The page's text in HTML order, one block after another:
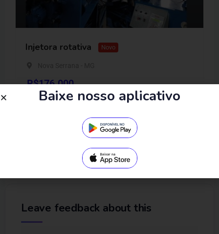
Injetora rotativa Novo
R$176.000
Leave feedback about this
Baixe nosso aplicativo